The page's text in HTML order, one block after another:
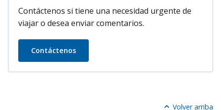
Contáctenos si tiene una necesidad urgente de
viajar o desea enviar comentarios.
Contáctenos
Volver arriba